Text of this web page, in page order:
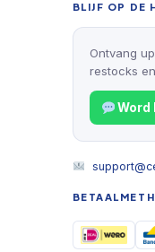
BLIJF OP DE
Ontvang
restocks
Word